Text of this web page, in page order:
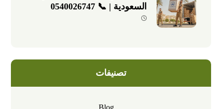
السعودية | 📞 0540026747
تصنيفات